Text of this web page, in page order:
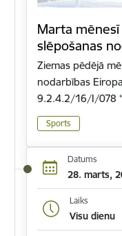
Marta
slēpošanas
Ziemas pēdējā
nodarbības
9.2.4.2/16/I/078
Sports
Datums
28. marts,
Laiks
Visu dienu